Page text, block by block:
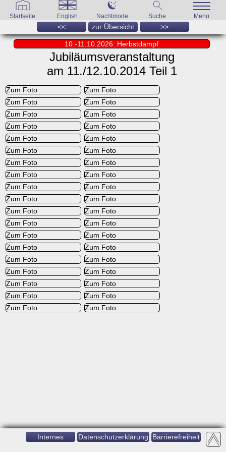
Startseite English Nachtmode Suche Menü
<< zur Übersicht >>
10.-11.10.2026: Herbstdampf
Jubiläumsveranstaltung
am 11./12.10.2014 Teil 1
Zum Foto
Zum Foto
Zum Foto
Zum Foto
Zum Foto
Zum Foto
Zum Foto
Zum Foto
Zum Foto
Zum Foto
Zum Foto
Zum Foto
Zum Foto
Zum Foto
Zum Foto
Zum Foto
Zum Foto
Zum Foto
Zum Foto
Zum Foto
Zum Foto
Zum Foto
Zum Foto
Zum Foto
Zum Foto
Zum Foto
Zum Foto
Zum Foto
Zum Foto
Zum Foto
Zum Foto
Zum Foto
Zum Foto
Zum Foto
Zum Foto
Zum Foto
Zum Foto
Zum Foto
Internes Datenschutzerklärung Barrierefreiheit